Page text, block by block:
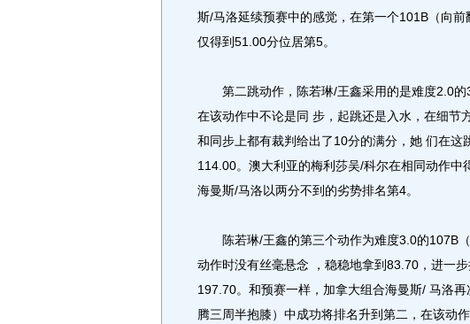
斯/马洛延续预赛中的感觉，在第一个101B（向前
仅得到51.00分位居第5。
第二跳动作，陈若琳/王鑫采用的是难度2.0的
在该动作中不论是同 步，起跳还是入水，在细节
和同步上都有裁判给出了10分的满分，她 们在这
114.00。澳大利亚的梅利莎吴/科尔在相同动作中
海曼斯/马洛以两分不到的劣势排名第4。
陈若琳/王鑫的第三个动作为难度3.0的107B（
动作时没有丝毫悬念 ，稳稳地拿到83.70，进一
197.70。和预赛一样，加拿大组合海曼斯/ 马洛
腾三周半抱膝）中成功将排名升到第二，在该动